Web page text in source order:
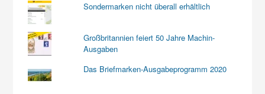
Sondermarken nicht überall erhältlich
Großbritannien feiert 50 Jahre Machin-
Ausgaben
Das Briefmarken-Ausgabeprogramm 2020